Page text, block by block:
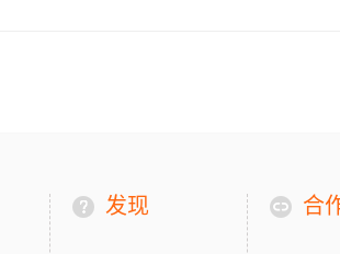
发现 合